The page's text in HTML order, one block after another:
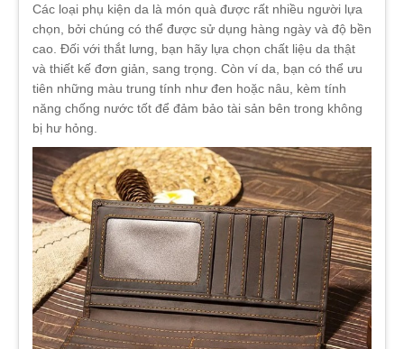
Các loại phụ kiện da là món quà được rất nhiều người lựa
chọn, bởi chúng có thể được sử dụng hàng ngày và độ bền
cao. Đối với thắt lưng, bạn hãy lựa chọn chất liệu da thật
và thiết kế đơn giản, sang trọng. Còn ví da, bạn có thể ưu
tiên những màu trung tính như đen hoặc nâu, kèm tính
năng chống nước tốt để đảm bảo tài sản bên trong không
bị hư hỏng.